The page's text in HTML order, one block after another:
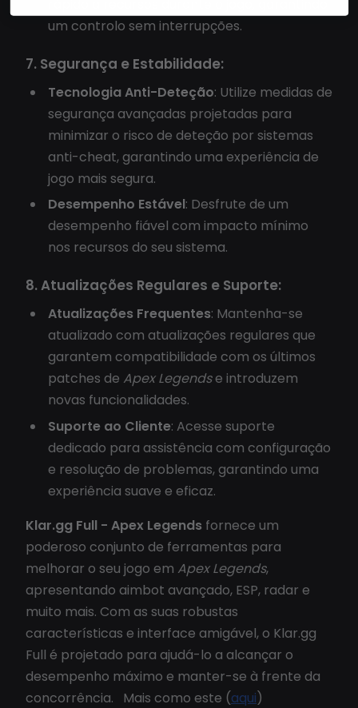
um controlo sem interrupções.
7. Segurança e Estabilidade:
Tecnologia Anti-Deteção: Utilize medidas de
segurança avançadas projetadas para
minimizar o risco de deteção por sistemas
anti-cheat, garantindo uma experiência de
jogo mais segura.
Desempenho Estável: Desfrute de um
desempenho fiável com impacto mínimo
nos recursos do seu sistema.
8. Atualizações Regulares e Suporte:
Atualizações Frequentes: Mantenha-se
atualizado com atualizações regulares que
garantem compatibilidade com os últimos
patches de Apex Legendse introduzem
novas funcionalidades.
Suporte ao Cliente: Acesse suporte
dedicado para assistência com configuração
e resolução de problemas, garantindo uma
experiência suave e eficaz.
Klar.gg Full - Apex Legends fornece um
poderoso conjunto de ferramentas para
melhorar o seu jogo em Apex Legends,
apresentando aimbot avançado, ESP, radar e
muito mais. Com as suas robustas
características e interface amigável, o Klar.gg
Full é projetado para ajudá-lo a alcançar o
desempenho máximo e manter-se à frente da
concorrência. Mais como este (aqui)